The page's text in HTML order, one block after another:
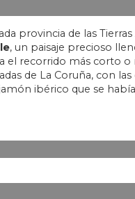
provincia de las Tierras
, un paisaje precioso
el recorrido más corto o
de La Coruña, con las
ibérico que se